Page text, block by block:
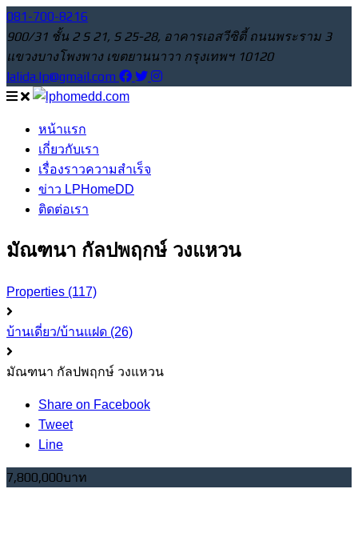
081-700-8216
900/31 ชั้น 2 S 21, S 25-28, อาคารเอสวีซิตี้ ถนนพระราม 3
แขวงบางโพงพาง เขตยานนาวา กรุงเทพฯ 10120
lalida.lp@gmail.com
หน้าแรก
เกี่ยวกับเรา
เรื่องราวความสำเร็จ
ข่าว LPHomeDD
ติดต่อเรา
มัณฑนา กัลปพฤกษ์ วงแหวน
Properties (117)
บ้านเดี่ยว/บ้านแฝด (26)
มัณฑนา กัลปพฤกษ์ วงแหวน
Share on Facebook
Tweet
Line
7,800,000บาท